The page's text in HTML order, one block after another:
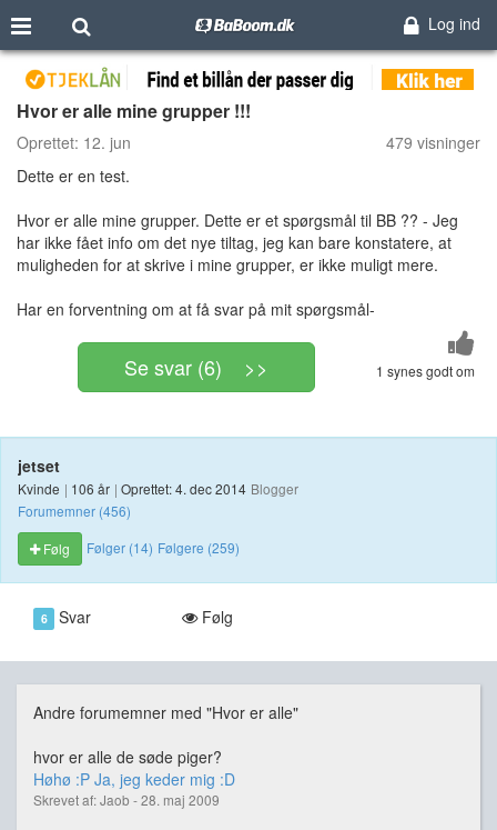
Log ind
Hvor er alle mine grupper !!!
Oprettet: 12. jun
479 visninger
Dette er en test.
Hvor er alle mine grupper. Dette er et spørgsmål til BB ?? - Jeg
har ikke fået info om det nye tiltag, jeg kan bare konstatere, at
muligheden for at skrive i mine grupper, er ikke muligt mere.
Har en forventning om at få svar på mit spørgsmål-
1 synes godt om
Se svar (6) >>
jetset
Kvinde | 106 år | Oprettet: 4. dec 2014 Blogger
Forumemner (456)
Følg
Følger (14) Følgere (259)
6 Svar Følg
Andre forumemner med "Hvor er alle"
hvor er alle de søde piger?
Høhø :P Ja, jeg keder mig :D
Skrevet af: Jaob - 28. maj 2009